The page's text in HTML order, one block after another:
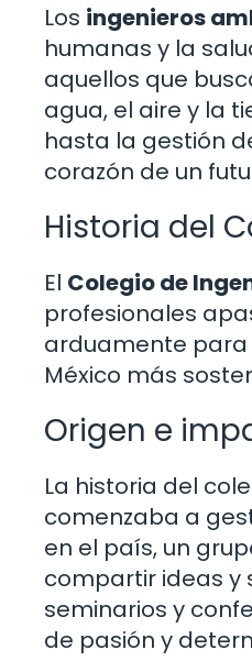
Los ingenieros
humanas y la
aquellos que
agua, el aire y la
hasta la gestión
corazón de un
Historia del
El Colegio de
profesionales
arduamente para
México más
Origen e
La historia del
comenzaba a
en el país, un
compartir ideas y
seminarios y
de pasión y